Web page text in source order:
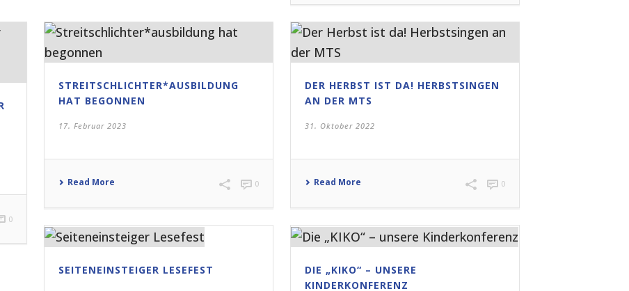
0
STREITSCHLICHTER*AUSBILDUNG
HAT BEGONNEN
17. Februar 2023
Read More 0
DER HERBST IST DA! HERBSTSINGEN
AN DER MTS
31. Oktober 2022
Read More 0
SEITENEINSTEIGER LESEFEST
DIE „KIKO“ – UNSERE
KINDERKONFERENZ